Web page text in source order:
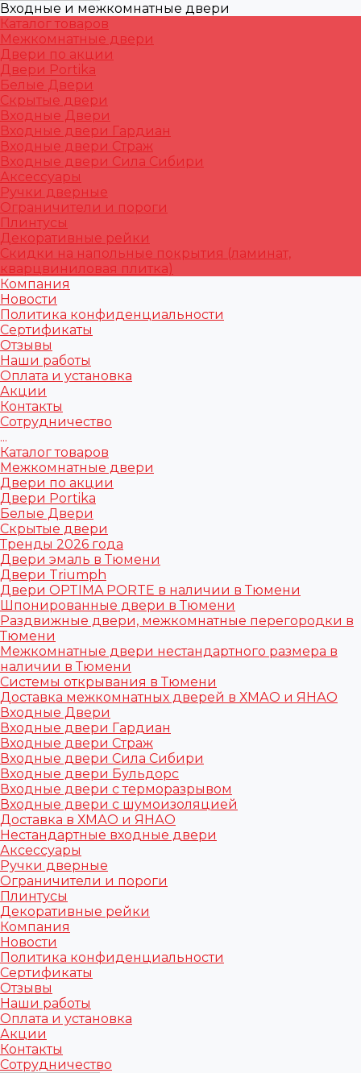
Входные и межкомнатные двери
Каталог товаров
Межкомнатные двери
Двери по акции
Двери Portika
Белые Двери
Скрытые двери
Входные Двери
Входные двери Гардиан
Входные двери Страж
Входные двери Сила Сибири
Аксессуары
Ручки дверные
Ограничители и пороги
Плинтусы
Декоративные рейки
Скидки на напольные покрытия (ламинат,
кварцвиниловая плитка)
Компания
Новости
Политика конфиденциальности
Сертификаты
Отзывы
Наши работы
Оплата и установка
Акции
Контакты
Сотрудничество
...
Каталог товаров
Межкомнатные двери
Двери по акции
Двери Portika
Белые Двери
Скрытые двери
Тренды 2026 года
Двери эмаль в Тюмени
Двери Triumph
Двери OPTIMA PORTE в наличии в Тюмени
Шпонированные двери в Тюмени
Раздвижные двери, межкомнатные перегородки в
Тюмени
Межкомнатные двери нестандартного размера в
наличии в Тюмени
Системы открывания в Тюмени
Доставка межкомнатных дверей в ХМАО и ЯНАО
Входные Двери
Входные двери Гардиан
Входные двери Страж
Входные двери Сила Сибири
Входные двери Бульдорс
Входные двери с терморазрывом
Входные двери с шумоизоляцией
Доставка в ХМАО и ЯНАО
Нестандартные входные двери
Аксессуары
Ручки дверные
Ограничители и пороги
Плинтусы
Декоративные рейки
Компания
Новости
Политика конфиденциальности
Сертификаты
Отзывы
Наши работы
Оплата и установка
Акции
Контакты
Сотрудничество